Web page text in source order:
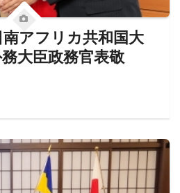
アフリカ共和国大
大臣政務官表敬